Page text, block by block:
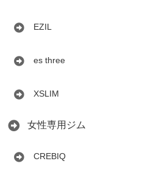
EZIL
es three
XSLIM
女性専用ジム
CREBIQ